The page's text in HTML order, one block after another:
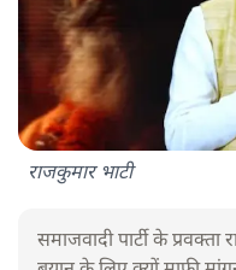
राजकुमार भाटी
समाजवादी पार्टी के